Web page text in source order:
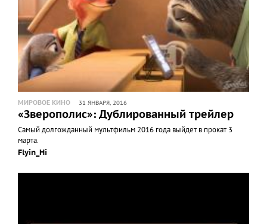
МИРОВОЕ КИНО 31 ЯНВАРЯ, 2016
«Зверополис»: Дублированный трейлер
Самый долгожданный мультфильм 2016 года выйдет в прокат 3
марта.
Flyin_Hi